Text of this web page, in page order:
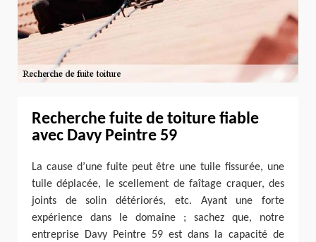
Recherche fuite de toiture fiable
avec Davy Peintre 59
La cause d’une fuite peut être une tuile fissurée, une
tuile déplacée, le scellement de faîtage craquer, des
joints de solin détériorés, etc. Ayant une forte
expérience dans le domaine ; sachez que, notre
entreprise Davy Peintre 59 est dans la capacité de